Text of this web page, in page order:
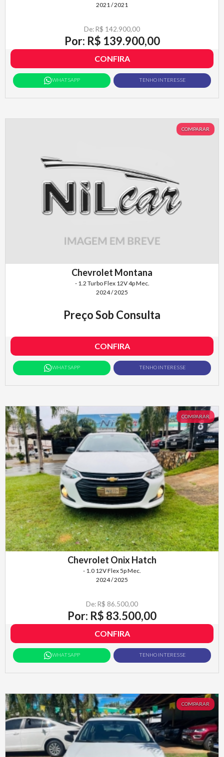
2021 / 2021
De: R$ 142.900,00
Por: R$ 139.900,00
CONFIRA
WHATSAPP TENHO INTERESSE
COMPARAR
Chevrolet Montana
- 1.2 Turbo Flex 12V 4p Mec.
2024 / 2025
Preço Sob Consulta
CONFIRA
WHATSAPP TENHO INTERESSE
COMPARAR
Chevrolet Onix Hatch
- 1.0 12V Flex 5p Mec.
2024 / 2025
De: R$ 86.500,00
Por: R$ 83.500,00
CONFIRA
WHATSAPP TENHO INTERESSE
COMPARAR